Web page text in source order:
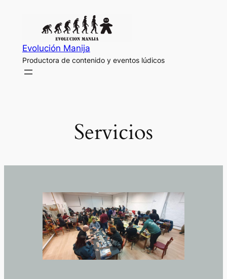
contenido
Evolución Manija
Productora de contenido y eventos lúdicos
Servicios